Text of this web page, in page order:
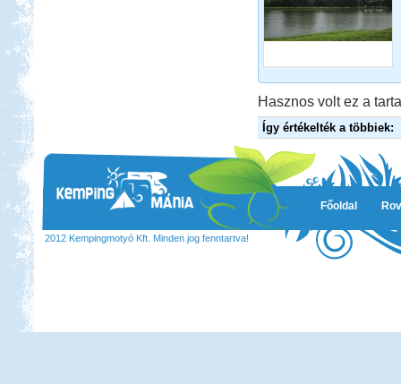
Hasznos volt ez a
Így értékelték a többiek:
Főoldal
2012 Kempingmotyó Kft. Minden jog fenntartva!